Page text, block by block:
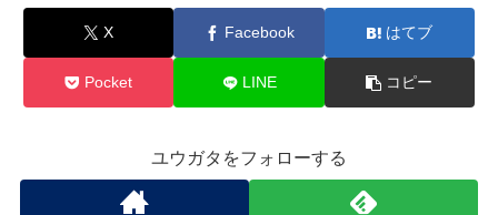
X Facebook はてブ
Pocket LINE コピー
ユウガタをフォローする